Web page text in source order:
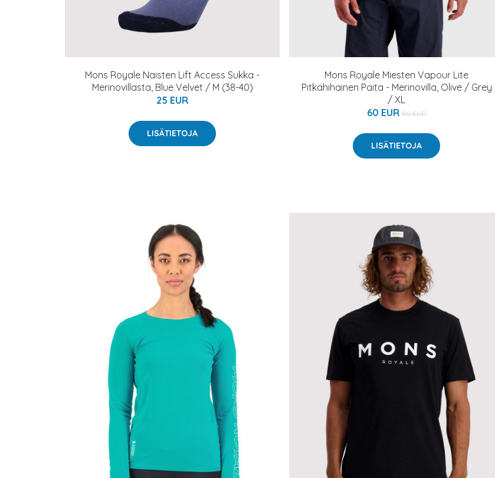
Mons Royale Naisten Lift Access Sukka -
Merinovillasta, Blue Velvet / M (38-40)
25 EUR
LISÄTIETOJA
Mons Royale Miesten Vapour Lite
Pitkähihainen Paita - Merinovilla, Olive / Grey
/ XL
60 EUR 80 EUR
LISÄTIETOJA